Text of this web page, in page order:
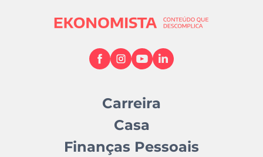
Carreira
Casa
Finanças Pessoais